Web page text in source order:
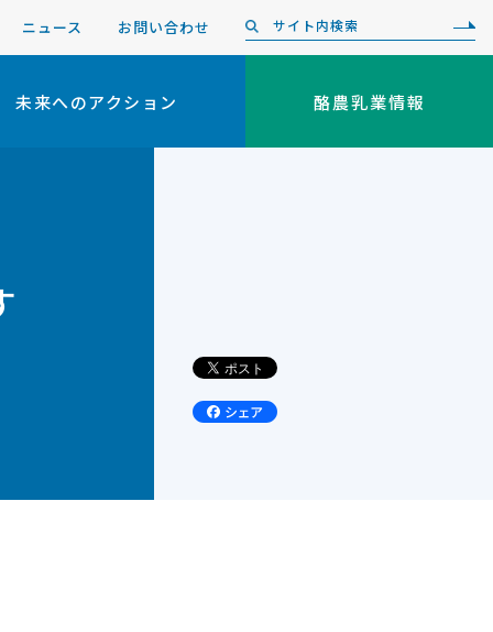
ニュース お問い合わせ
未来へのアクション 酪農乳業情報